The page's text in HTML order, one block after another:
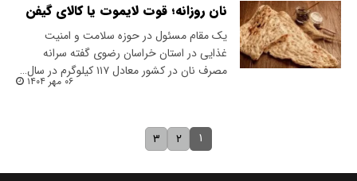
نان روزانه‌؛ قوت لایموت یا کالای گیفن
یک مقام مسئول در حوزه سلامت و امنیت
غذایی در استان خراسان رضوی گفته سرانه
مصرف نان در کشور معادل ۱۱۷ کیلوگرم در سال…
۰۶ مهر ۱۴۰۴
۱ ۲ ۳